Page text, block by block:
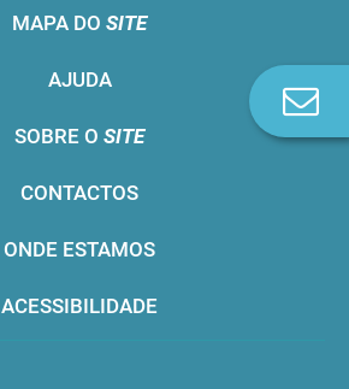
MAPA DO SITE
AJUDA
SOBRE O SITE
CONTACTOS
ONDE ESTAMOS
ACESSIBILIDADE